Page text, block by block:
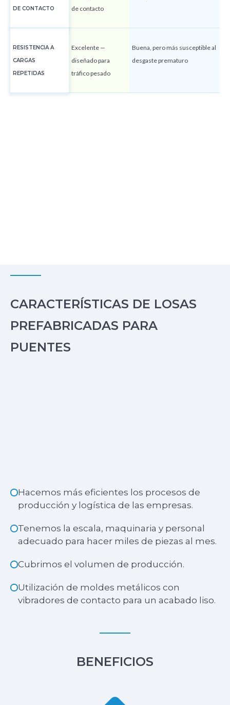
DE CONTACTO
de contacto
RESISTENCIA A
CARGAS
REPETIDAS
Excelente —
diseñado para
tráfico pesado
Buena, pero más susceptible al
desgaste prematuro
CARACTERÍSTICAS DE LOSAS
PREFABRICADAS PARA
PUENTES
Hacemos más eficientes los procesos de
producción y logística de las empresas.
Tenemos la escala, maquinaria y personal
adecuado para hacer miles de piezas al mes.
Cubrimos el volumen de producción.
Utilización de moldes metálicos con
vibradores de contacto para un acabado liso.
BENEFICIOS